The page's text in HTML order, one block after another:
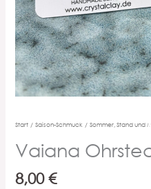
Start /Saison-Schmuck /Sommer, Stand und
Vaiana
8,00€